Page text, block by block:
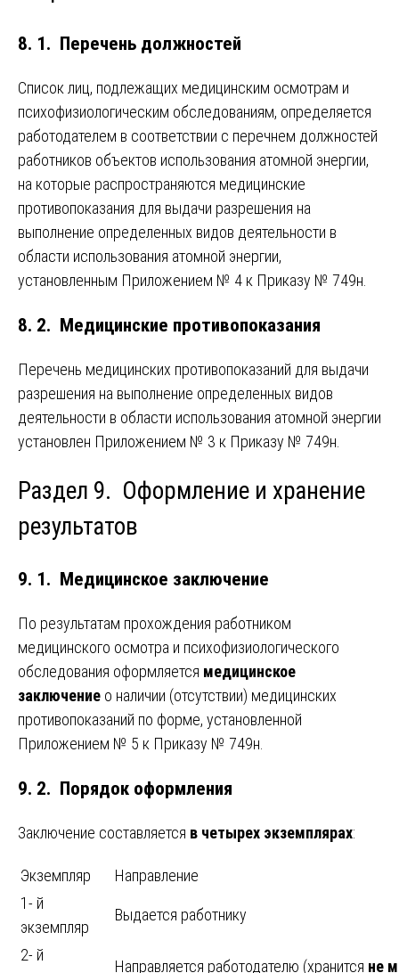
8. 1. Перечень должностей
Список лиц, подлежащих медицинским осмотрам и
психофизиологическим обследованиям, определяется
работодателем в соответствии с перечнем должностей
работников объектов использования атомной энергии,
на которые распространяются медицинские
противопоказания для выдачи разрешения на
выполнение определенных видов деятельности в
области использования атомной энергии,
установленным Приложением № 4 к Приказу № 749н.
8. 2. Медицинские противопоказания
Перечень медицинских противопоказаний для выдачи
разрешения на выполнение определенных видов
деятельности в области использования атомной энергии
установлен Приложением № 3 к Приказу № 749н.
Раздел 9. Оформление и хранение
результатов
9. 1. Медицинское заключение
По результатам прохождения работником
медицинского осмотра и психофизиологического
обследования оформляется медицинское
заключение о наличии (отсутствии) медицинских
противопоказаний по форме, установленной
Приложением № 5 к Приказу № 749н.
9. 2. Порядок оформления
Заключение составляется в четырех экземплярах:
Экземпляр
Направление
1- й
экземпляр
Выдается работнику
2- й
Направляется работодателю (хранится не